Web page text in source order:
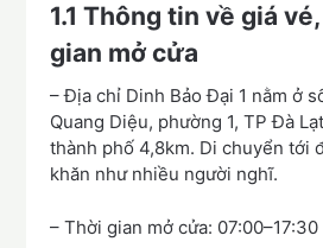
1.1Thông tin về giá
gian mở cửa
– Địa chỉ Dinh Bảo Đại 1 nằm ở
Quang Diệu, phường 1, TP Đà
thành phố 4,8km. Di chuyển tới
khăn như nhiều người nghĩ.
– Thời gian mở cửa: 07:00–17:30